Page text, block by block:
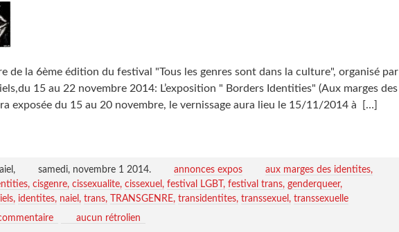
de la 6ème édition du festival "Tous les genres sont dans la culture", organisé par
15 au 22 novembre 2014: L’exposition " Borders Identities" (Aux marges des
exposée du 15 au 20 novembre, le vernissage aura lieu le 15/11/2014 à
[…]
samedi, novembre 1 2014. annonces expos
aux marges des identites
cisgenre cissexualite cissexuel festival LGBT festival trans genderqueer
identites naiel trans TRANSGENRE transidentites transsexuel
transsexuelle
aucun rétrolien